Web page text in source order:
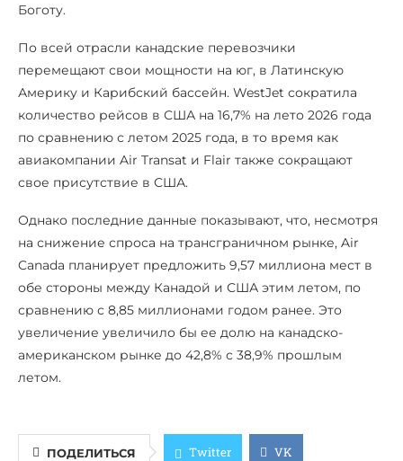
Боготу.
По всей отрасли канадские перевозчики
перемещают свои мощности на юг, в Латинскую
Америку и Карибский бассейн. WestJet сократила
количество рейсов в США на 16,7% на лето 2026 года
по сравнению с летом 2025 года, в то время как
авиакомпании Air Transat и Flair также сокращают
свое присутствие в США.
Однако последние данные показывают, что, несмотря
на снижение спроса на трансграничном рынке, Air
Canada планирует предложить 9,57 миллиона мест в
обе стороны между Канадой и США этим летом, по
сравнению с 8,85 миллионами годом ранее. Это
увеличение увеличило бы ее долю на канадско-
американском рынке до 42,8% с 38,9% прошлым
летом.
ПОДЕЛИТЬСЯ Twitter VK